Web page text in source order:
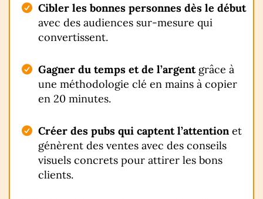
Cibler les bonnes personnes dès le début
avec des audiences sur-mesure qui
convertissent.
Gagner du temps et de l’argent grâce à
une méthodologie clé en mains à copier
en 20 minutes.
Créer des pubs qui captent l’attentionet
génèrent des ventes avec des conseils
visuels concrets pour attirer les bons
clients.